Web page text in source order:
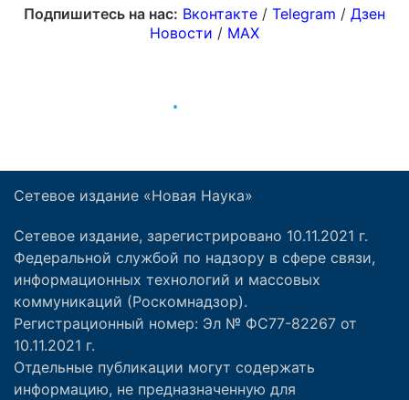
Сетевое издание «Новая Наука»
Сетевое издание, зарегистрировано 10.11.2021 г.
Федеральной службой по надзору в сфере связи,
информационных технологий и массовых
коммуникаций (Роскомнадзор).
Регистрационный номер: Эл № ФС77-82267 от
10.11.2021 г.
Отдельные публикации могут содержать
информацию, не предназначенную для